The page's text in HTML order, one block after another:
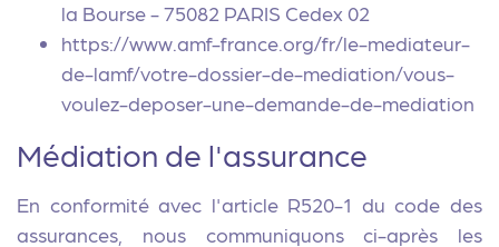
la Bourse - 75082 PARIS Cedex 02
https://www.amf-france.org/fr/le-mediateur-
de-lamf/votre-dossier-de-mediation/vous-
voulez-deposer-une-demande-de-mediation
Médiation de l'assurance
En conformité avec l'article R520-1 du code des
assurances, nous communiquons ci-après les